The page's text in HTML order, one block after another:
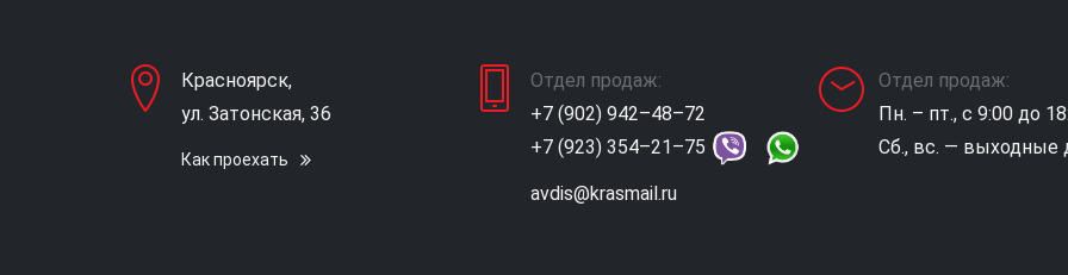
Красноярск,
ул. Затонская, 36
Как проехать
Отдел продаж:
+7 (902) 942–48–72
+7 (923) 354–21–75
avdis@krasmail.ru
Отдел продаж:
Пн. – пт., с 9:00 до
Сб., вс. — выходные